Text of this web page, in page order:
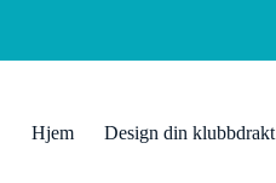
Hjem Design din klubbdrakt